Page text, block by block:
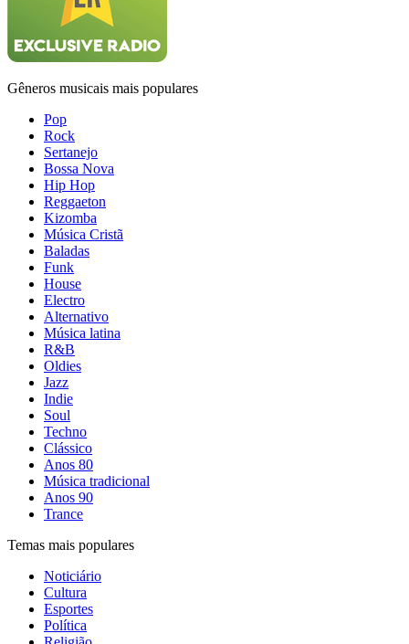
Gêneros musicais mais populares
Pop
Rock
Sertanejo
Bossa Nova
Hip Hop
Reggaeton
Kizomba
Música Cristã
Baladas
Funk
House
Electro
Alternativo
Música latina
R&B
Oldies
Jazz
Indie
Soul
Techno
Clássico
Anos 80
Música tradicional
Anos 90
Trance
Temas mais populares
Noticiário
Cultura
Esportes
Política